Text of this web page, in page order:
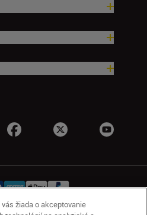
žiada o akceptovanie